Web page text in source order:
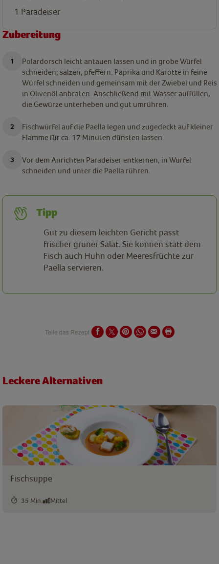
1 Paradeiser
Zubereitung
Polardorsch leicht antauen lassen und in grobe Würfel
schneiden; salzen, pfeffern. Paprika und Karotte in feine
Würfel schneiden und gemeinsam mit der Zwiebel und Reis
in Olivenöl anbraten. Anschließend mit Wasser auffüllen,
die Gewürze unterheben und gut umrühren.
Fischwürfel auf die Paella legen und zugedeckt auf kleiner
Flamme für ca. 17 Minuten dünsten lassen.
Vor dem Anrichten Paradeiser entkernen, in Würfel
schneiden und unter die Paella rühren.
Tipp
Gut zu diesem leichten Gericht passt
frischer grüner Salat. Sie können statt dem
Fisch auch Huhn oder Meeresfrüchte zur
Paella servieren.
Teile das Rezept
Leckere Alternativen
Fischsuppe
35 Min. Mittel